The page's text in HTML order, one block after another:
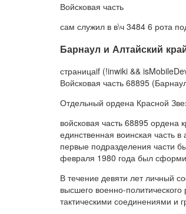
Войсковая часть
сам служил в в\ч 3484 6 рота
Барнаул и Алтайский
страницаif (!inwiki &&
Войсковая часть 68895
Отдельный ордена Красной
войсковая часть 68895
единственная воинская часть
первые подразделения части
февраля 1980 года был
В течение девяти лет личный
высшего военно-
тактическими соединениями и